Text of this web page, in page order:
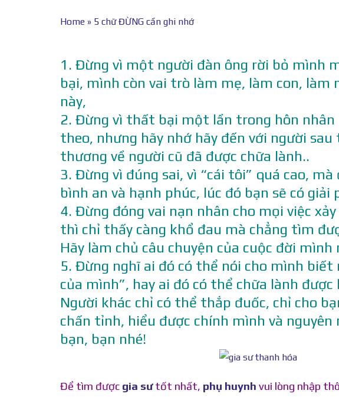
Home » 5 chữ ĐỪNG cần ghi nhớ
1. Đừng vì một người đàn ông rời bỏ mình
bại, mình còn vai trò làm mẹ, làm con, làm
này,
2. Đừng vì thất bại một lần trong hôn
theo, nhưng hãy nhớ hãy đến với người
thương về người cũ đã được chữa lành..
3. Đừng vì đúng sai, vì “cái tôi” quá cao,
bình an và hạnh phúc, lúc đó bạn sẽ có giải
4. Đừng đóng vai nạn nhân cho mọi việc
thì chỉ thấy càng khổ đau mà chẳng tìm
Hãy làm chủ câu chuyện của cuộc đời mình
5. Đừng nghĩ ai đó có thể nói cho mình biết
của mình”, hay ai đó có thể chữa lành
Người khác chỉ có thể thắp đuốc, chỉ cho
chấn tỉnh, hiểu được chính mình và
bạn, bạn nhé!
Để tìm được gia sưtốt nhất, phụ huynh vui lòng nhập